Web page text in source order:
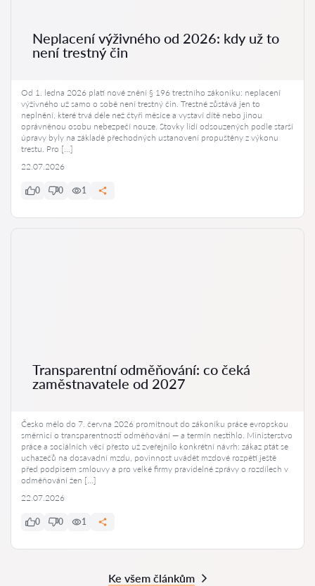
Neplacení výživného od 2026: kdy už to
není trestný čin
Od 1. ledna 2026 platí nové znění § 196 trestního zákoníku: neplacení
výživného už samo o sobě není trestný čin. Trestné zůstává jen to
neplnění, které trvá déle než čtyři měsíce a vystaví dítě nebo jinou
oprávněnou osobu nebezpečí nouze. Stovky lidí odsouzených podle starší
úpravy byly na základě přechodných ustanovení propuštěny z výkonu
trestu. Pro […]
22.07.2026
0 0 1
Transparentní odměňování: co čeká
zaměstnavatele od 2027
Česko mělo do 7. června 2026 promítnout do zákoníku práce evropskou
směrnici o transparentnosti odměňování — a termín nestihlo. Ministerstvo
práce a sociálních věcí přesto už zveřejnilo konkrétní návrh: zákaz ptát se
uchazečů na dosavadní mzdu, povinnost uvádět mzdové rozpětí ještě
před podpisem smlouvy a pro velké firmy pravidelné zprávy o rozdílech v
odměňování žen […]
22.07.2026
0 0 1
Ke všem článkům